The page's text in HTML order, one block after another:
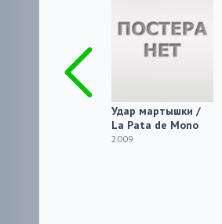
Удар мартышки /
La Pata de Mono
2009